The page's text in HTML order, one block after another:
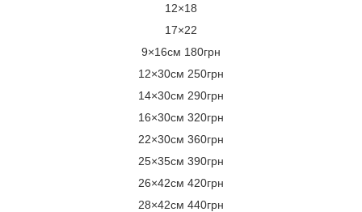
12×18
17×22
9×16см 180грн
12×30см 250грн
14×30см 290грн
16×30см 320грн
22×30см 360грн
25×35см 390грн
26×42см 420грн
28×42см 440грн